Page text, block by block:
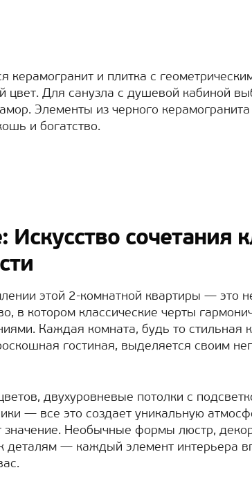
керамогранит и плитка с
цвет. Для санузла с душевой кабиной
Элементы из черного
и богатство.
Искусство сочетания
этой 2-комнатной квартиры — это
в котором классические черты
Каждая комната, будь то стильная
гостиная, выделяется своим
двухуровневые потолки с
— все это создает уникальную
значение. Необычные формы люстр,
деталям — каждый элемент интерьера